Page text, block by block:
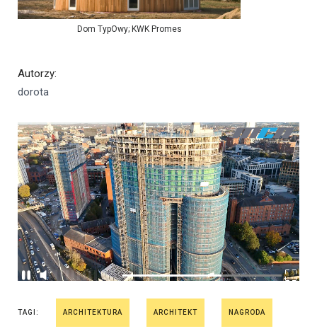
Dom TypOwy; KWK Promes
Autorzy:
dorota
TAGI: ARCHITEKTURA ARCHITEKT NAGRODA